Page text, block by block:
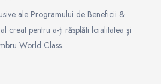
ale Programului de Beneficii &
creat pentru a-ți răsplăti loialitatea și
World Class.